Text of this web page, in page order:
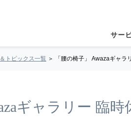
サー
トピックス一覧 「腰の椅子」 Awazaギャラ
ギャラリー 臨